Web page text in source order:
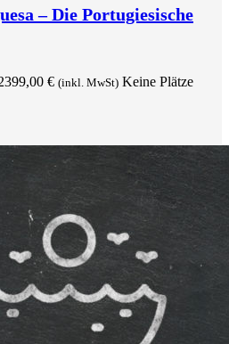
– Die Portugiesische
99,00 € (inkl. MwSt) Keine Plätze